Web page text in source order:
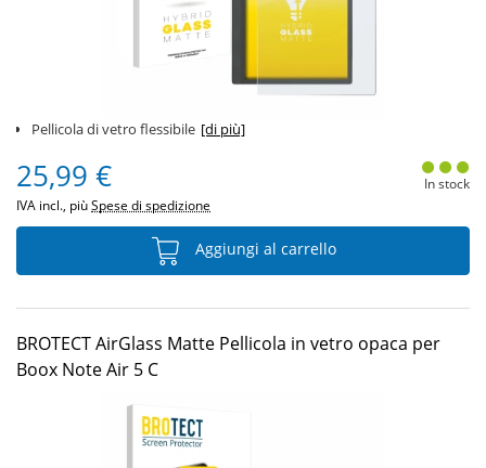
Pellicola di vetro flessibile [di più]
25,99 €
IVA incl., piùSpese di spedizione
In stock
Aggiungi al carrello
BROTECT AirGlass Matte Pellicola in vetro opaca per
Boox Note Air 5 C